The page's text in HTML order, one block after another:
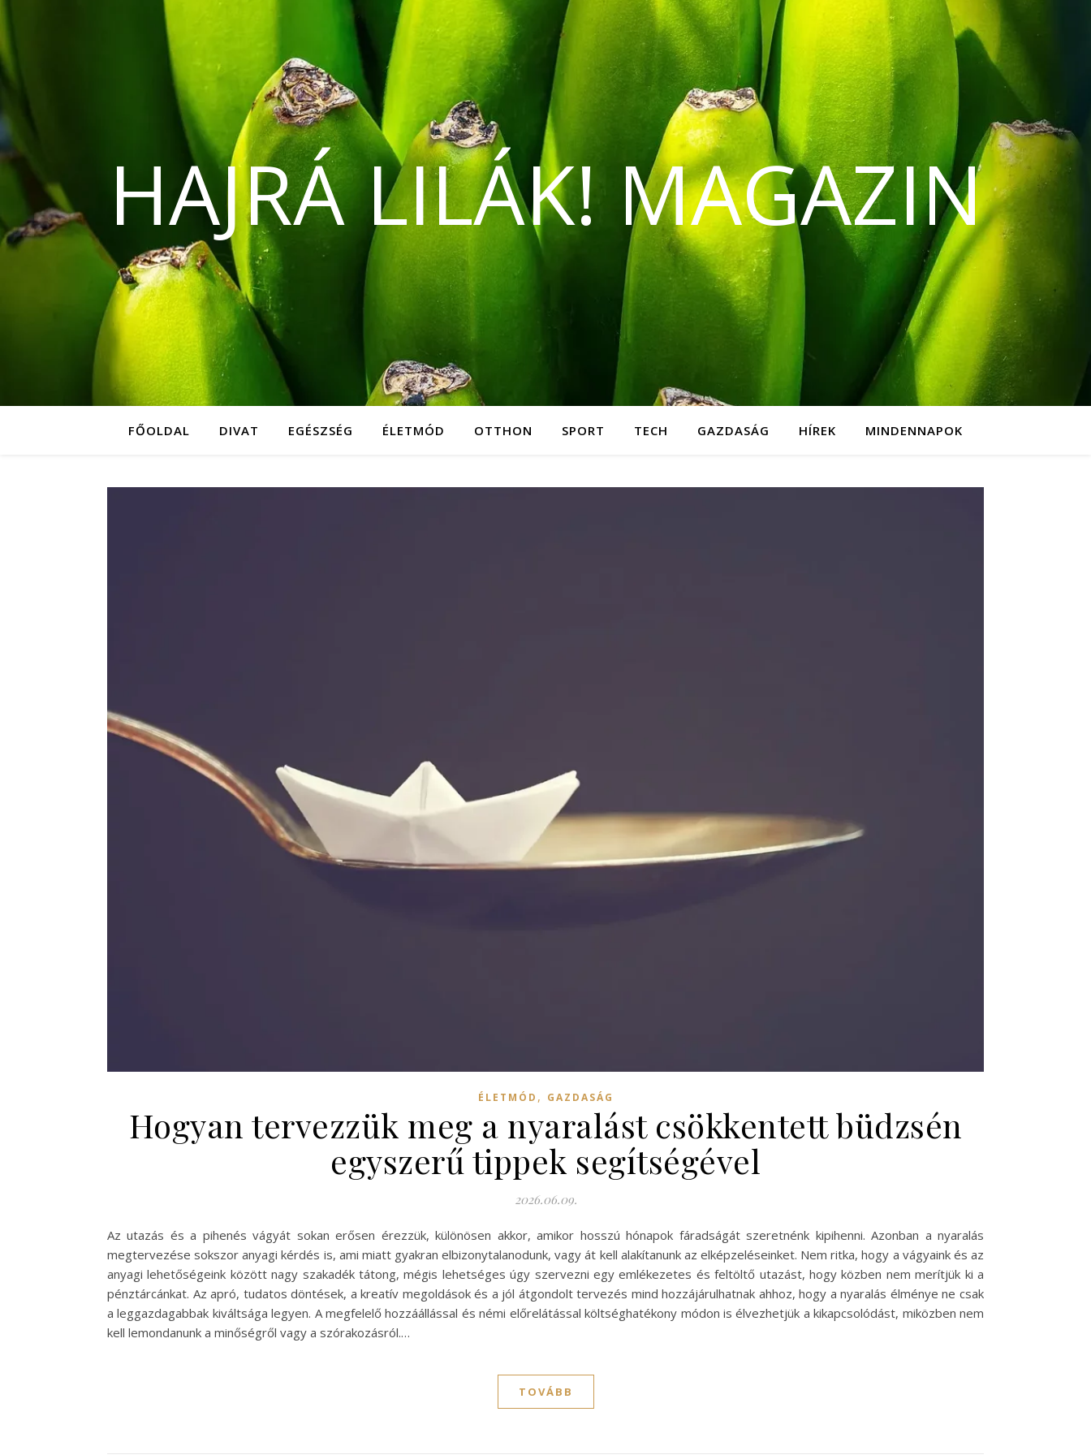
HAJRÁ LILÁK! MAGAZIN
FŐOLDAL DIVAT EGÉSZSÉG ÉLETMÓD OTTHON SPORT TECH GAZDASÁG HÍREK MINDENNAPOK
ÉLETMÓD , GAZDASÁG
Hogyan tervezzük meg a nyaralást csökkentett büdzsén
egyszerű tippek segítségével
2026.06.09.
Az utazás és a pihenés vágyát sokan erősen érezzük, különösen akkor, amikor hosszú hónapok fáradságát szeretnénk kipihenni. Azonban a nyaralás
megtervezése sokszor anyagi kérdés is, ami miatt gyakran elbizonytalanodunk, vagy át kell alakítanunk az elképzeléseinket. Nem ritka, hogy a vágyaink és az
anyagi lehetőségeink között nagy szakadék tátong, mégis lehetséges úgy szervezni egy emlékezetes és feltöltő utazást, hogy közben nem merítjük ki a
pénztárcánkat. Az apró, tudatos döntések, a kreatív megoldások és a jól átgondolt tervezés mind hozzájárulhatnak ahhoz, hogy a nyaralás élménye ne csak
a leggazdagabbak kiváltsága legyen. A megfelelő hozzáállással és némi előrelátással költséghatékony módon is élvezhetjük a kikapcsolódást, miközben nem
kell lemondanunk a minőségről vagy a szórakozásról.…
TOVÁBB